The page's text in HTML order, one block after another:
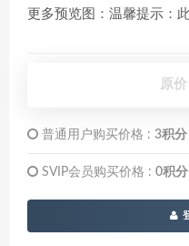
更多预览图：温馨提示：
原价
普通用户购买价格 : 3积分
SVIP会员购买价格 : 0积分